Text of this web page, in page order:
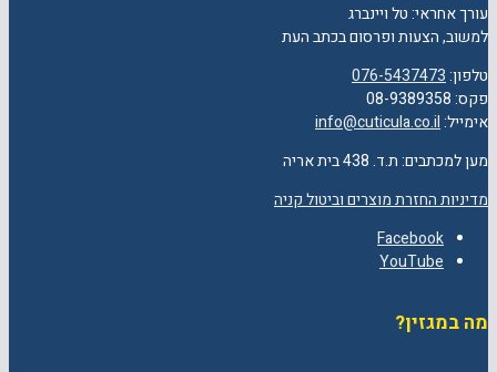
עורך אחראי: טל ויינברג
למשוב, הצעות ופרסום בכתב העת
טלפון:076-5437473
פקס: 08-9389358
אימייל:info@cuticula.co.il
מען למכתבים: ת.ד. 438 בית אריה
מדיניות החזרת מוצרים וביטול קניה
Facebook
YouTube
מה במגזין?